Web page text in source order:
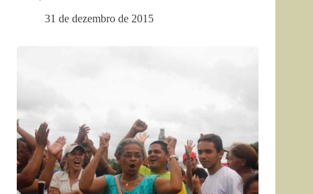
31 de dezembro de 2015